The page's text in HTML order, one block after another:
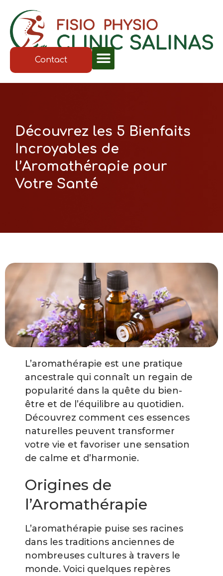
Contact
Découvrez les 5 Bienfaits
Incroyables de
l’Aromathérapie pour
Votre Santé
L’aromathérapie est une pratique
ancestrale qui connaît un regain de
popularité dans la quête du bien-
être et de l’équilibre au quotidien.
Découvrez comment ces essences
naturelles peuvent transformer
votre vie et favoriser une sensation
de calme et d’harmonie.
Origines de
l’Aromathérapie
L’aromathérapie puise ses racines
dans les traditions anciennes de
nombreuses cultures à travers le
monde. Voici quelques repères